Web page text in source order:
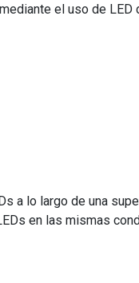
el uso de LED
a lo largo de una
en las mismas